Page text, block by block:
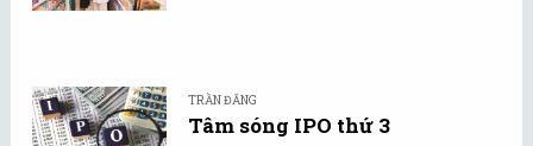
TRẦN ĐĂNG
Tâm sóng IPO thứ 3